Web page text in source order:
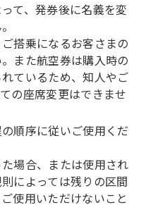
て、発券後に名義を変
搭乗になるお客さまの
また航空券は購入時の
ているため、知人やご
の座席変更はできませ
順序に従いご使用くだ
場合、または使用され
によっては残りの区間
使用いただけないこと